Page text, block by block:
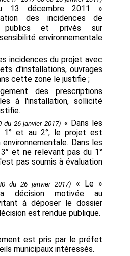
13 décembre 2011 »
des incidences de
publics et privés sur
environnementale
incidences du projet avec
d'installations, ouvrages
cette zone le justifie ;
des prescriptions
à l'installation, sollicité
du 26 janvier 2017) « Dans les
1° et au 2°, le projet est
Dans les
et ne relevant pas du 1°
pas soumis à évaluation
du 26 janvier 2017)
« Le »
décision motivée au
à déposer le dossier
est rendue publique.
est pris par le préfet
municipaux intéressés.